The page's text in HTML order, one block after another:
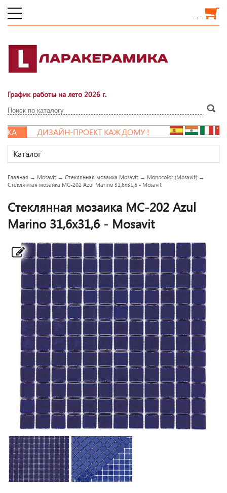
. . .
График работы на лето 2026 г.
ДИЗАЙН-ПРОЕКТ КАЖДОМУ !
Каталог
Главная → Mosavit → Стеклянная мозаика Mosavit → Monocolor (Mosavit) →
Стеклянная мозаика MC-202 Azul Marino 31,6x31,6 - Mosavit
Стеклянная мозаика MC-202 Azul
Marino 31,6x31,6 - Mosavit